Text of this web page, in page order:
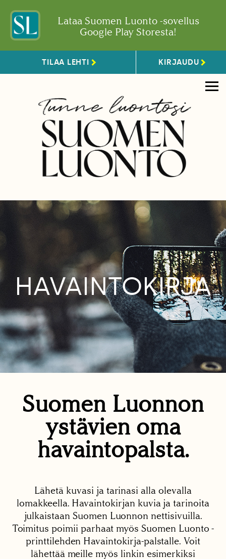
Lataa Suomen Luonto -sovellus
Google Play Storesta!
TILAA LEHTI KIRJAUDU
HAVAINTOKIRJA
Suomen Luonnon
ystävien oma
havaintopalsta.
Lähetä kuvasi ja tarinasi alla olevalla
lomakkeella. Havaintokirjan kuvia ja tarinoita
julkaistaan Suomen Luonnon nettisivuilla.
Toimitus poimii parhaat myös Suomen Luonto -
printtilehden Havaintokirja-palstalle. Voit
lähettää meille myös linkin esimerkiksi